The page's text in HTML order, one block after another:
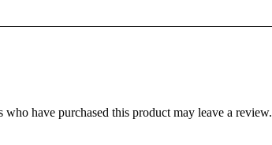
have purchased this product may leave a review.